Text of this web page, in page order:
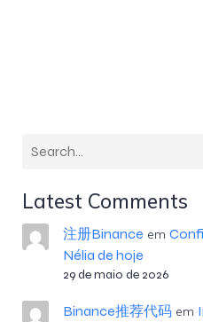
Latest Comments
注册Binance em
Nélia de hoje
29 de maio de 2026
Binance推荐代码em